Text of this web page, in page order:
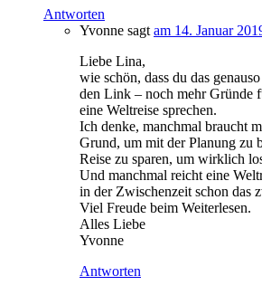
Antworten
Yvonne sagt am 14. Januar
Liebe Lina,
wie schön, dass du das
den Link – noch mehr Gründe
eine Weltreise sprechen.
Ich denke, manchmal braucht
Grund, um mit der Planung zu
Reise zu sparen, um wirklich
Und manchmal reicht eine
in der Zwischenzeit schon das
Viel Freude beim Weiterlesen.
Alles Liebe
Yvonne
Antworten